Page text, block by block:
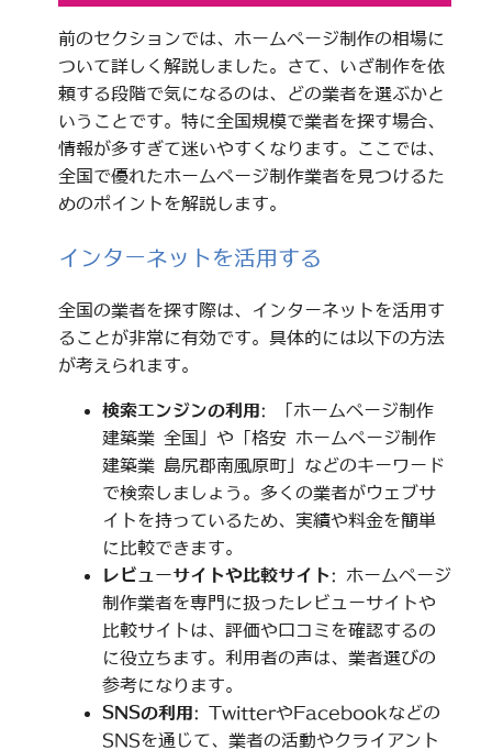
前のセクションでは、ホームページ制作の相場に
ついて詳しく解説しました。さて、いざ制作を依
頼する段階で気になるのは、どの業者を選ぶかと
いうことです。特に全国規模で業者を探す場合、
情報が多すぎて迷いやすくなります。ここでは、
全国で優れたホームページ制作業者を見つけるた
めのポイントを解説します。
インターネットを活用する
全国の業者を探す際は、インターネットを活用す
ることが非常に有効です。具体的には以下の方法
が考えられます。
検索エンジンの利用 : 「ホームページ制作
建築業 全国」や「格安 ホームページ制作
建築業 島尻郡南風原町」などのキーワード
で検索しましょう。多くの業者がウェブサ
イトを持っているため、実績や料金を簡単
に比較できます。
レビューサイトや比較サイト: ホームページ
制作業者を専門に扱ったレビューサイトや
比較サイトは、評価や口コミを確認するの
に役立ちます。利用者の声は、業者選びの
参考になります。
SNSの利用 : TwitterやFacebookなどの
SNSを通じて、業者の活動やクライアント